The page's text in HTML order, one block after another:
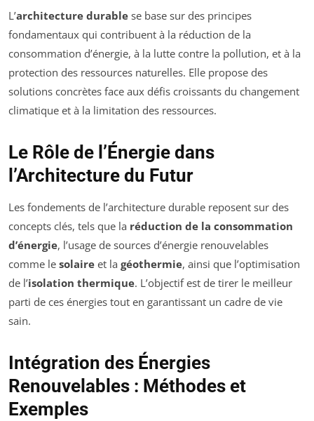
L’architecture durable se base sur des principes
fondamentaux qui contribuent à la réduction de la
consommation d’énergie, à la lutte contre la pollution, et à la
protection des ressources naturelles. Elle propose des
solutions concrètes face aux défis croissants du changement
climatique et à la limitation des ressources.
Le Rôle de l’Énergie dans
l’Architecture du Futur
Les fondements de l’architecture durable reposent sur des
concepts clés, tels que la réduction de la consommation
d’énergie, l’usage de sources d’énergie renouvelables
comme le solaire et la géothermie, ainsi que l’optimisation
de l’isolation thermique. L’objectif est de tirer le meilleur
parti de ces énergies tout en garantissant un cadre de vie
sain.
Intégration des Énergies
Renouvelables : Méthodes et
Exemples